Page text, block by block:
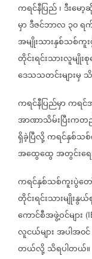
ကရင်နီပြည်၊ဒီးမေ
မှာဒီဇင်ဘာလ ၃၀ရ
အမျိုးသားနှစ်သစ်ကူ
တိုင်းရင်းသားလူမျိုး
ဒေသသတင်းများမှ
ကရင်နီပြည်မှာကရင်
အာဏာသိမ်းပြီးက
ရှိခဲ့ပြီလို့ကရင်နှစ်သ
အထွေထွေအ‌တွင်းရေ
ကရင်နှစ်သစ်ကူးပွဲတေ
တိုင်းရင်းသားမျိုးနွယ်စု
ကောင်စီအဖွဲ့ဝင်များ
လူငယ်များအပါအ၀င်
တယ်လို့သိရပါတယ်။